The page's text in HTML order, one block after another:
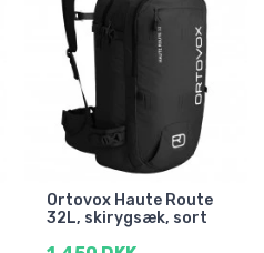
Ortovox Haute Route
32L, skirygsæk, sort